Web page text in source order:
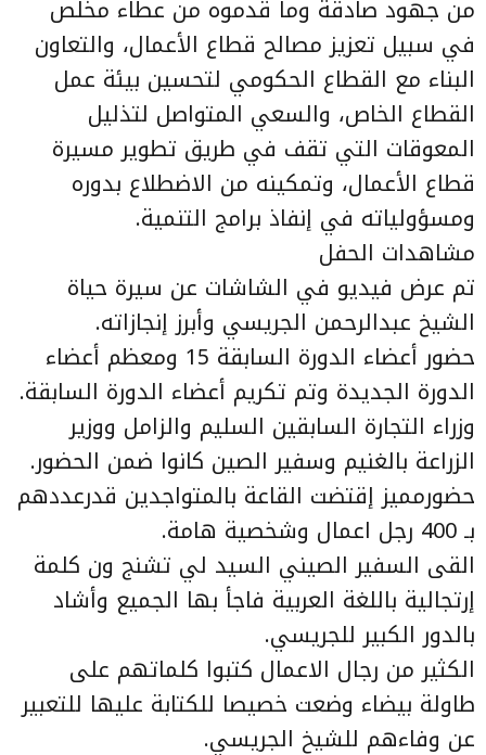
من جهود صادقة وما قدموه من عطاء مخلص
في سبيل تعزيز مصالح قطاع الأعمال، والتعاون
البناء مع القطاع الحكومي لتحسين بيئة عمل
القطاع الخاص، والسعي المتواصل لتذليل
المعوقات التي تقف في طريق تطوير مسيرة
قطاع الأعمال، وتمكينه من الاضطلاع بدوره
ومسؤولياته في إنفاذ برامج التنمية.
مشاهدات الحفل
تم عرض فيديو في الشاشات عن سيرة حياة
الشيخ عبدالرحمن الجريسي وأبرز إنجازاته.
حضور أعضاء الدورة السابقة 15 ومعظم أعضاء
الدورة الجديدة وتم تكريم أعضاء الدورة السابقة.
وزراء التجارة السابقين السليم والزامل ووزير
الزراعة بالغنيم وسفير الصين كانوا ضمن الحضور.
حضورمميز إقتضت القاعة بالمتواجدين قدرعددهم
بـ 400 رجل اعمال وشخصية هامة.
القى السفير الصيني السيد لي تشنج ون كلمة
إرتجالية باللغة العربية فاجأ بها الجميع وأشاد
بالدور الكبير للجريسي.
الكثير من رجال الاعمال كتبوا كلماتهم على
طاولة بيضاء وضعت خصيصا للكتابة عليها للتعبير
عن وفاءهم للشيخ الجريسي.